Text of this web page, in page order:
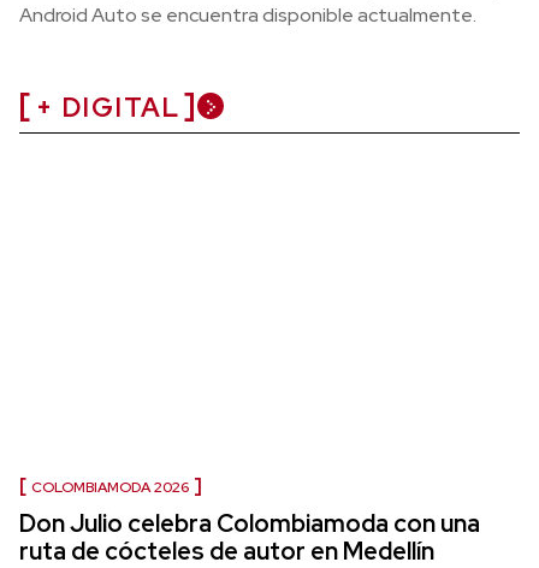
Android Auto se encuentra disponible actualmente.
+ DIGITAL
COLOMBIAMODA 2026
Don Julio celebra Colombiamoda con una
ruta de cócteles de autor en Medellín